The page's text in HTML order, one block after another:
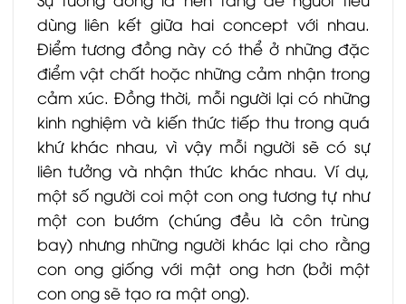
dùng liên kết giữa hai concept với nhau.
Điểm tương đồng này có thể ở những đặc
điểm vật chất hoặc những cảm nhận trong
cảm xúc. Đồng thời, mỗi người lại có những
kinh nghiệm và kiến thức tiếp thu trong quá
khứ khác nhau, vì vậy mỗi người sẽ có sự
liên tưởng và nhận thức khác nhau. Ví dụ,
một số người coi một con ong tương tự như
một con bướm (chúng đều là côn trùng
bay) nhưng những người khác lại cho rằng
con ong giống với mật ong hơn (bởi một
con ong sẽ tạo ra mật ong).